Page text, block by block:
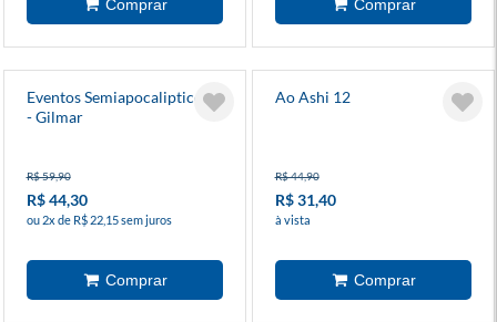
Eventos Semiapocalipticos 2
- Gilmar
R$ 59,90
R$ 44,30
ou 2x de R$ 22,15 sem juros
Ao Ashi 12
R$ 44,90
R$ 31,40
à vista